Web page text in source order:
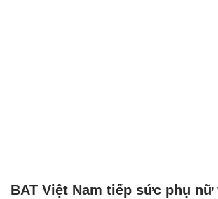
BAT Việt Nam tiếp sức phụ nữ